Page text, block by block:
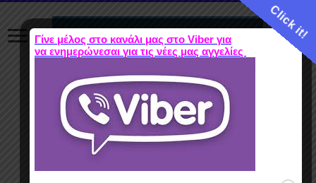
Click it!
Γίνε μέλος στο κανάλι μας στο Viber για
να ενημερώνεσαι για τις νέες μας αγγελίες